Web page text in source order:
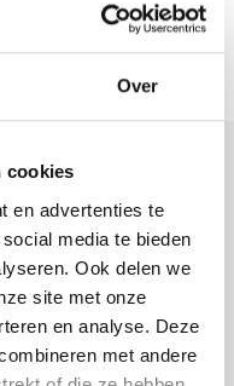
Over
cookies
en advertenties te
media te bieden
Ook delen we
site met onze
en analyse. Deze
met andere
dir die anderen
wunderschöne